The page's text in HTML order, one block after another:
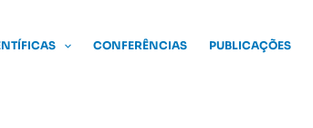
CONFERÊNCIAS PUBLICAÇÕES